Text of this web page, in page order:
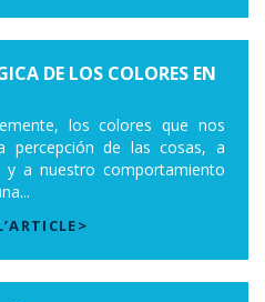
DE LOS COLORES EN
los colores que nos
percepción de las cosas, a
a nuestro comportamiento